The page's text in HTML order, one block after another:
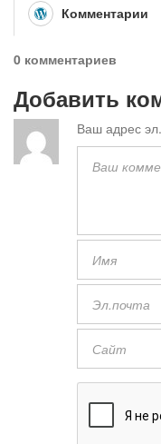
Комментарии
0 комментариев
Добавить
Ваш адрес